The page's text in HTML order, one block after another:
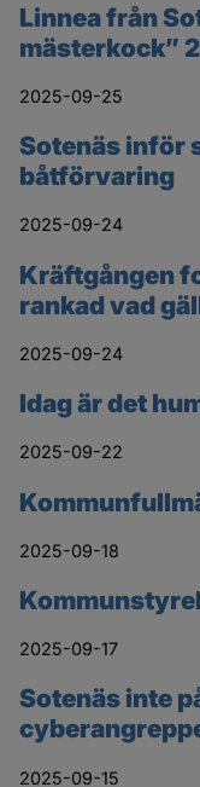
Linnea från
mästerkock”
2025-09-25
Sotenäs inför
båtförvaring
2025-09-24
Kräftgången
rankad vad
2025-09-24
Idag är det
2025-09-22
2025-09-18
2025-09-17
Sotenäs inte
2025-09-15